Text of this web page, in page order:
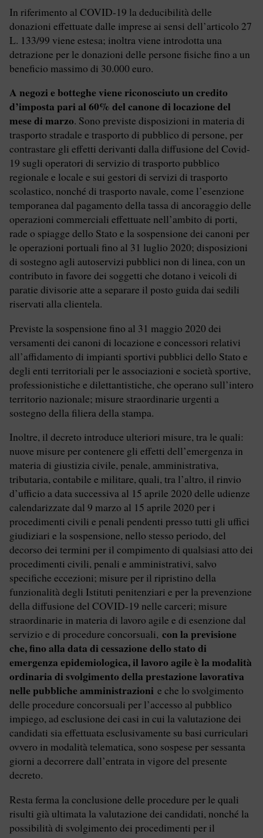
In riferimento al COVID-19 la deducibilità delle
donazioni effettuate dalle imprese ai sensi dell’articolo 27
L. 133/99 viene estesa; inoltra viene introdotta una
detrazione per le donazioni delle persone fisiche fino a un
beneficio massimo di 30.000 euro.
A negozi e botteghe viene riconosciuto un credito
d’imposta pari al 60% del canone di locazione del
mese di marzo. Sono previste disposizioni in materia di
trasporto stradale e trasporto di pubblico di persone, per
contrastare gli effetti derivanti dalla diffusione del Covid-
19 sugli operatori di servizio di trasporto pubblico
regionale e locale e sui gestori di servizi di trasporto
scolastico, nonché di trasporto navale, come l’esenzione
temporanea dal pagamento della tassa di ancoraggio delle
operazioni commerciali effettuate nell’ambito di porti,
rade o spiagge dello Stato e la sospensione dei canoni per
le operazioni portuali fino al 31 luglio 2020; disposizioni
di sostegno agli autoservizi pubblici non di linea, con un
contributo in favore dei soggetti che dotano i veicoli di
paratie divisorie atte a separare il posto guida dai sedili
riservati alla clientela.
Previste la sospensione fino al 31 maggio 2020 dei
versamenti dei canoni di locazione e concessori relativi
all’affidamento di impianti sportivi pubblici dello Stato e
degli enti territoriali per le associazioni e società sportive,
professionistiche e dilettantistiche, che operano sull’intero
territorio nazionale; misure straordinarie urgenti a
sostegno della filiera della stampa.
Inoltre, il decreto introduce ulteriori misure, tra le quali:
nuove misure per contenere gli effetti dell’emergenza in
materia di giustizia civile, penale, amministrativa,
tributaria, contabile e militare, quali, tra l’altro, il rinvio
d’ufficio a data successiva al 15 aprile 2020 delle udienze
calendarizzate dal 9 marzo al 15 aprile 2020 per i
procedimenti civili e penali pendenti presso tutti gli uffici
giudiziari e la sospensione, nello stesso periodo, del
decorso dei termini per il compimento di qualsiasi atto dei
procedimenti civili, penali e amministrativi, salvo
specifiche eccezioni; misure per il ripristino della
funzionalità degli Istituti penitenziari e per la prevenzione
della diffusione del COVID-19 nelle carceri; misure
straordinarie in materia di lavoro agile e di esenzione dal
servizio e di procedure concorsuali, con la previsione
che, fino alla data di cessazione dello stato di
emergenza epidemiologica, il lavoro agile è la modalità
ordinaria di svolgimento della prestazione lavorativa
nelle pubbliche amministrazioni e che lo svolgimento
delle procedure concorsuali per l’accesso al pubblico
impiego, ad esclusione dei casi in cui la valutazione dei
candidati sia effettuata esclusivamente su basi curriculari
ovvero in modalità telematica, sono sospese per sessanta
giorni a decorrere dall’entrata in vigore del presente
decreto.
Resta ferma la conclusione delle procedure per le quali
risulti già ultimata la valutazione dei candidati, nonché la
possibilità di svolgimento dei procedimenti per il